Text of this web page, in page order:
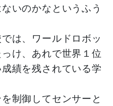
いのかなというふう
は、ワールドロボッ
け、あれで世界１位
績を残されている学
制御してセンサーと